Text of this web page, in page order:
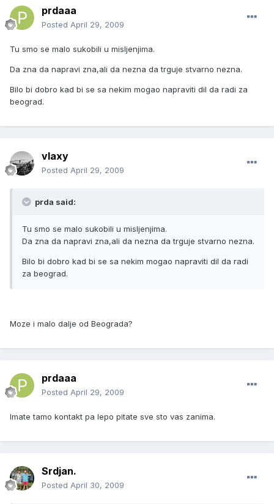
prdaaa
Posted April 29, 2009
Tu smo se malo sukobili u misljenjima.
Da zna da napravi zna,ali da nezna da trguje stvarno nezna.
Bilo bi dobro kad bi se sa nekim mogao napraviti dil da radi za
beograd.
vlaxy
Posted April 29, 2009
prda said:
Tu smo se malo sukobili u misljenjima.
Da zna da napravi zna,ali da nezna da trguje stvarno nezna.
Bilo bi dobro kad bi se sa nekim mogao napraviti dil da radi
za beograd.
Moze i malo dalje od Beograda?
prdaaa
Posted April 29, 2009
Imate tamo kontakt pa lepo pitate sve sto vas zanima.
Srdjan.
Posted April 30, 2009